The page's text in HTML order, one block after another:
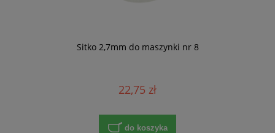
Sitko 2,7mm do maszynki nr 8
22,75 zł
do koszyka